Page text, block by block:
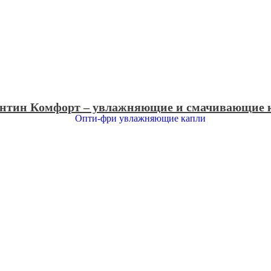
Комфорт – увлажняющие и смачивающие